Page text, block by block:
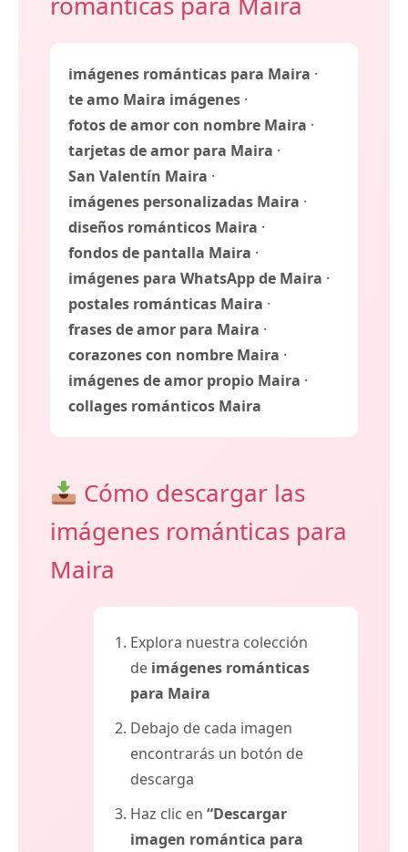
imágenes románticas para Maira ·
te amo Maira imágenes ·
fotos de amor con nombre Maira ·
tarjetas de amor para Maira ·
San Valentín Maira ·
imágenes personalizadas Maira ·
diseños románticos Maira ·
fondos de pantalla Maira ·
imágenes para WhatsApp de Maira ·
postales románticas Maira ·
frases de amor para Maira ·
corazones con nombre Maira ·
imágenes de amor propio Maira ·
collages románticos Maira
Cómo descargar las
imágenes románticas para
Maira
Explora nuestra colección
de imágenes románticas
para Maira
Debajo de cada imagen
encontrarás un botón de
descarga
Haz clic en “Descargar
imagen romántica para